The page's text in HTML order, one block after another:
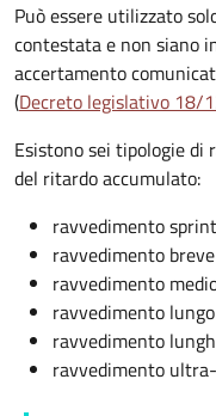
Può essere utilizzato
contestata e non siano
accertamento
(Decreto legislativo 18/
Esistono sei tipologie
del ritardo accumulato:
ravvedimento sprint
ravvedimento breve
ravvedimento
ravvedimento
ravvedimento
ravvedimento